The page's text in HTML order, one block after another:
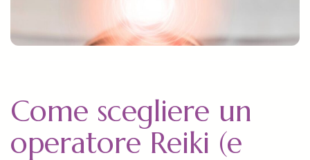
Come scegliere un
operatore Reiki (e